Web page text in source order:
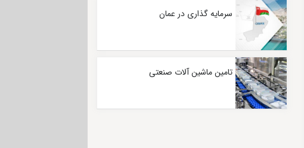
سرمایه گذاری در عمان
تامین ماشین آلات صنعتی